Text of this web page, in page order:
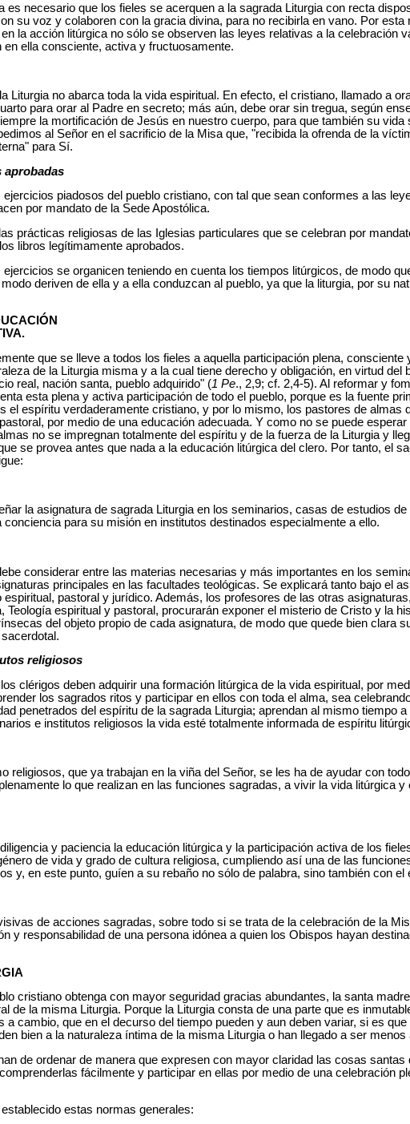
es necesario que los fieles se acerquen a la sagrada Liturgia con recta
su voz y colaboren con la gracia divina, para no recibirla en vano. Por esta
la acción litúrgica no sólo se observen las leyes relativas a la celebración
ella consciente, activa y fructuosamente.
Liturgia no abarca toda la vida espiritual. En efecto, el cristiano, llamado a
para orar al Padre en secreto; más aún, debe orar sin tregua, según
la mortificación de Jesús en nuestro cuerpo, para que también su vida
al Señor en el sacrificio de la Misa que, "recibida la ofrenda de la
para Sí.
aprobadas
piadosos del pueblo cristiano, con tal que sean conformes a las
por mandato de la Sede Apostólica.
prácticas religiosas de las Iglesias particulares que se celebran por
libros legítimamente aprobados.
se organicen teniendo en cuenta los tiempos litúrgicos, de modo
deriven de ella y a ella conduzcan al pueblo, ya que la liturgia, por su
que se lleve a todos los fieles a aquella participación plena, consciente
de la Liturgia misma y a la cual tiene derecho y obligación, en virtud del
real, nación santa, pueblo adquirido" (1 Pe., 2,9; cf. 2,4-5). Al reformar y
esta plena y activa participación de todo el pueblo, porque es la fuente
el espíritu verdaderamente cristiano, y por lo mismo, los pastores de almas
por medio de una educación adecuada. Y como no se puede esperar
no se impregnan totalmente del espíritu y de la fuerza de la Liturgia y
se provea antes que nada a la educación litúrgica del clero. Por tanto, el
la asignatura de sagrada Liturgia en los seminarios, casas de estudios de
para su misión en institutos destinados especialmente a ello.
considerar entre las materias necesarias y más importantes en los
principales en las facultades teológicas. Se explicará tanto bajo el
pastoral y jurídico. Además, los profesores de las otras
Teología espiritual y pastoral, procurarán exponer el misterio de Cristo y la
del objeto propio de cada asignatura, de modo que quede bien clara
religiosos
clérigos deben adquirir una formación litúrgica de la vida espiritual, por
los sagrados ritos y participar en ellos con toda el alma, sea
penetrados del espíritu de la sagrada Liturgia; aprendan al mismo tiempo
e institutos religiosos la vida esté totalmente informada de espíritu
religiosos, que ya trabajan en la viña del Señor, se les ha de ayudar con
lo que realizan en las funciones sagradas, a vivir la vida litúrgica y
y paciencia la educación litúrgica y la participación activa de los
de vida y grado de cultura religiosa, cumpliendo así una de las
y, en este punto, guíen a su rebaño no sólo de palabra, sino también con el
de acciones sagradas, sobre todo si se trata de la celebración de la
y responsabilidad de una persona idónea a quien los Obispos hayan
cristiano obtenga con mayor seguridad gracias abundantes, la santa
de la misma Liturgia. Porque la Liturgia consta de una parte que es
a cambio, que en el decurso del tiempo pueden y aun deben variar, si es
bien a la naturaleza íntima de la misma Liturgia o han llegado a ser menos
de ordenar de manera que expresen con mayor claridad las cosas santas
fácilmente y participar en ellas por medio de una celebración
estas normas generales: